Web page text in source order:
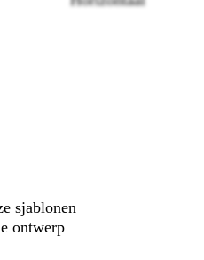
sjablonen
ontwerp